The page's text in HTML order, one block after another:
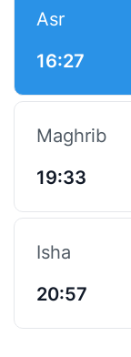
Asr
16:27
Maghrib
19:33
Isha
20:57